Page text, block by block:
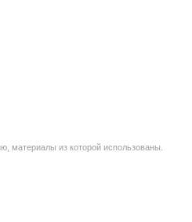
материалы из которой использованы.